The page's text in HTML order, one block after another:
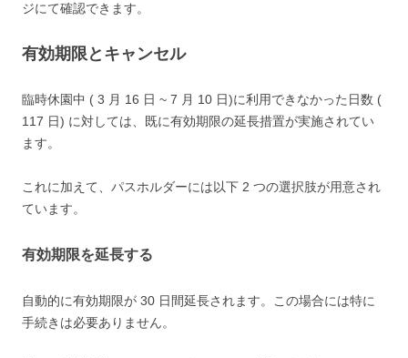
ジにて確認できます。
有効期限とキャンセル
臨時休園中 ( 3 月 16 日 ~ 7 月 10 日)に利用できなかった日数 (
117 日) に対しては、既に有効期限の延長措置が実施されてい
ます。
これに加えて、パスホルダーには以下 2 つの選択肢が用意され
ています。
有効期限を延長する
自動的に有効期限が 30 日間延長されます。この場合には特に
手続きは必要ありません。